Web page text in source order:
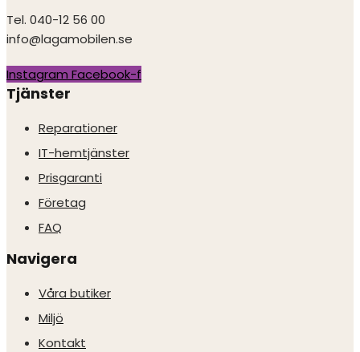
Tel. 040-12 56 00
info@lagamobilen.se
Instagram Facebook-f
Tjänster
Reparationer
IT-hemtjänster
Prisgaranti
Företag
FAQ
Navigera
Våra butiker
Miljö
Kontakt